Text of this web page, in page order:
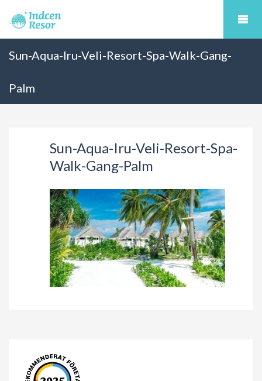
Sun-Aqua-Iru-Veli-Resort-Spa-Walk-Gang-
Palm
Sun-Aqua-Iru-Veli-Resort-Spa-
Walk-Gang-Palm